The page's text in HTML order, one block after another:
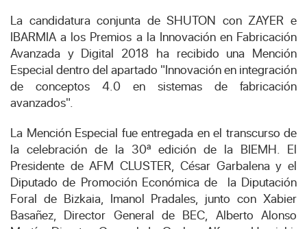
La candidatura conjunta de SHUTON con ZAYER e
IBARMIA a los Premios a la Innovación en Fabricación
Avanzada y Digital 2018 ha recibido una Mención
Especial dentro del apartado "Innovación en integración
de conceptos 4.0 en sistemas de fabricación
avanzados".
La Mención Especial fue entregada en el transcurso de
la celebración de la 30ª edición de la BIEMH. El
Presidente de AFM CLUSTER, César Garbalena y el
Diputado de Promoción Económica de la Diputación
Foral de Bizkaia, Imanol Pradales, junto con Xabier
Basañez, Director General de BEC, Alberto Alonso